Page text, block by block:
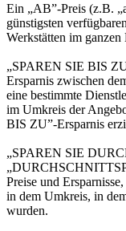
Ein „AB”-Preis (z.B.
günstigsten
Werkstätten im ganzen
„SPAREN SIE BIS
Ersparnis zwischen
eine bestimmte
im Umkreis der
BIS ZU”-Ersparnis
„SPAREN SIE
Preise und
in dem Umkreis, in
wurden.